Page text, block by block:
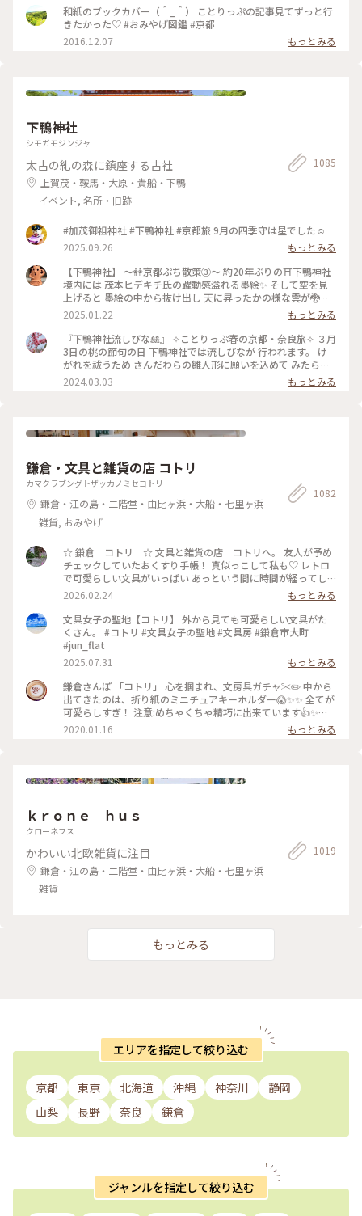
り。 お寺にいるような落ち着いた気持ちになります😌 * 今日
で4月も最終日。 過ぎ行く春を名残惜しみ 桜のお香をたきまし
た･:*:･(*´ｴ｀*)･:*:･ 🌸桜だけど 白檀の香りです😆 🐱にゃんこ
のお香立てを見せたかったの〜😜 * 我慢がまんの連休ですが
ども教えていただきました〜😍 Webショップでも買えます
⤵︎ ︎下のスポットから ことりっぷさんの記事がご覧になれます
よ😊 * #花を愉しむ #ことりっぷ京都 #京都 #和紙 #彩り文様香
#包み香 #和詩倶楽部 #わしくらぶ #お土産 #おみやげ #おみや
げ図鑑 #お香 #白檀 #和紙 #こもりっぷ仙台 #カメラ #カメラ初
心者🔰 #fumitubu
和紙のブックカバー（＾_＾） ことりっぷの記事見てずっと行
きたかった♡ #おみやげ図鑑 #京都
2016.12.07
もっとみる
下鴨神社
シモガモジンジャ
太古の糺の森に鎮座する古社
上賀茂・鞍馬・大原・貴船・下鴨
イベント, 名所・旧跡
1085
#加茂御祖神社 #下鴨神社 #京都旅 9月の四季守は星でした☺️
2025.09.26
もっとみる
【下鴨神社】 〜👭京都ぷち散策③〜 約20年ぶりの⛩️下鴨神社
境内には 茂本ヒデキチ氏の躍動感溢れる墨絵✨ そして空を見
上げると 墨絵の中から抜け出し 天に昇ったかの様な雲が🐉 パ
ワーを感じ見入ってしまったd-maruでした #ご利益めぐり #
下鴨神社
2025.01.22
もっとみる
『下鴨神社流しびな🎎』 ✧︎ことりっぷ春の京都・奈良旅✧︎ ３月
3日の桃の節句の日 下鴨神社では流しびなが 行われます。 け
がれを祓うため さんだわらの雛人形に願いを込めて みたらし
川にひな人形を流します。 ちょうどこの日下鴨神社を 訪れる
予定だったので なんとか見てみたいと思って 行きましたが、
ことができました🎎😆 平安時代の装束をした お雛様や来賓や
児たちの歌うひな祭りの歌に ほっこり癒され 京都の雅な伝統
行事に 少しふれることができて よかったです🥰 ・ ・ #春色さ
がし #私のことりっぷ旅 #ことりっぷ春の京都・奈良旅 #母娘
旅 #下鴨神社 #流しびな #流し雛 #伝統行事 #桃の節句 #ひな祭
り #お雛様 #お内裏様 #雛人形 #たわわちゃん #京都 #出町柳 #
2024.03.03 もっとみる
鎌倉・文具と雑貨の店 コトリ
カマクラブングトザッカノミセコトリ
鎌倉・江の島・二階堂・由比ヶ浜・大船・七里ヶ浜
雑貨, おみやげ
1082
☆ 鎌倉 コトリ ☆ 文具と雑貨の店 コトリへ。 友人が予め
チェックしていたおくすり手帳！ 真似っこして私も♡ レトロ
で可愛らしい文具がいっぱい あっという間に時間が経ってし
まいます。 そして懲りずにまた、小さいファイルを買ってしま
った‥ #文具 #雑貨 #鎌倉 #鎌倉コトリ
2026.02.24
もっとみる
文具女子の聖地【コトリ】 外から見ても可愛らしい文具がた
くさん。 #コトリ #文具女子の聖地 #文具房 #鎌倉市大町
#jun_flat
2025.07.31
もっとみる
鎌倉さんぽ 「コトリ」 心を掴まれ、文房具ガチャ✂️✏️ 中から
出てきたのは、折り紙のミニチュアキーホルダー😱✨✨ 全てが
可愛らしすぎ！ 注意:めちゃくちゃ精巧に出来ています👍✨
集めたくなるやつです…笑。 #鎌倉#コトリ#ガチャガチャ#折
り紙
2020.01.16 もっとみる
ｋｒｏｎｅ ｈｕｓ
クローネフス
かわいい北欧雑貨に注目
鎌倉・江の島・二階堂・由比ヶ浜・大船・七里ヶ浜
雑貨
1019
もっとみる
エリアを指定して絞り込む
京都 東京 北海道 沖縄 神奈川
静岡
山梨
長野 奈良 鎌倉
ジャンルを指定して絞り込む